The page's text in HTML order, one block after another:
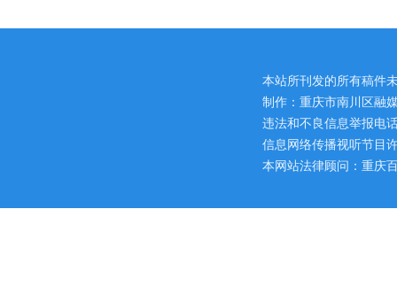
本站所刊发的所有稿件
制作：重庆市南川区融
违法和不良信息举报电
信息网络传播视听节目
本网站法律顾问：重庆